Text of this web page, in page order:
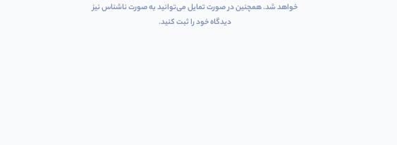
خواهد شد. همچنین در صورت تمایل می‌توانید به صورت ناشناس نیز
دیدگاه خود را ثبت کنید.